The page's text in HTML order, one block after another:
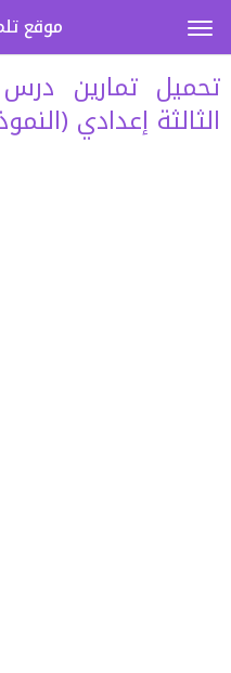
تحميل تمارين
الثالثة إعدادي (النموذج
موقع